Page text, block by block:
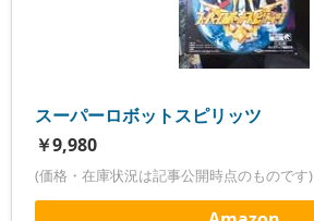
スーパーロボットスピリッツ
￥9,980
(価格・在庫状況は記事公開時点のものです)